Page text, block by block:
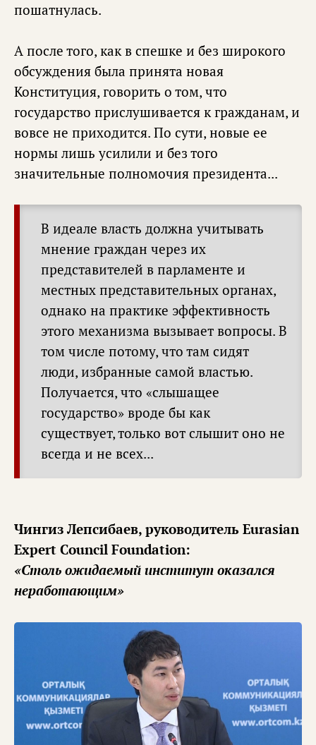
пошатнулась.
А после того, как в спешке и без широкого
обсуждения была принята новая
Конституция, говорить о том, что
государство прислушивается к гражданам, и
вовсе не приходится. По сути, новые ее
нормы лишь усилили и без того
значительные полномочия президента...
В идеале власть должна учитывать
мнение граждан через их
представителей в парламенте и
местных представительных органах,
однако на практике эффективность
этого механизма вызывает вопросы. В
том числе потому, что там сидят
люди, избранные самой властью.
Получается, что «слышащее
государство» вроде бы как
существует, только вот слышит оно не
всегда и не всех...
Чингиз Лепсибаев, руководитель Eurasian
Expert Council Foundation:
«Столь ожидаемый институт оказался
неработающим»